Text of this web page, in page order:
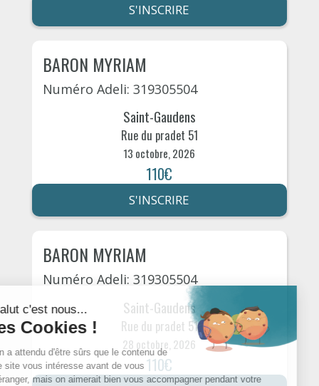
S'INSCRIRE
BARON MYRIAM
Numéro Adeli: 319305504
Saint-Gaudens
Rue du pradet 51
13 octobre, 2026
110€
S'INSCRIRE
BARON MYRIAM
Numéro Adeli: 319305504
Saint-Gaudens
Rue du pradet 51
28 octobre, 2026
110€